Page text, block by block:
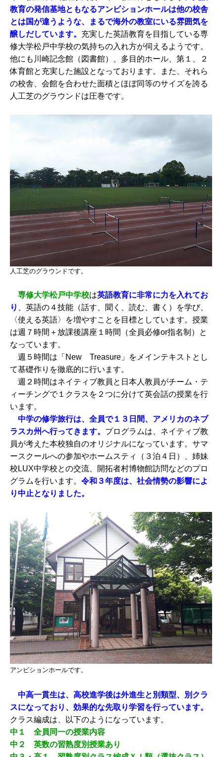
教育の発信基地ともなるアンビションホールは他の校舎
とは国が違うような、まるで海外の教室にいる雰囲気を
醸しだしています。 充実した英語教育を目指している専
修大学松戸中学校の気持ちの入れ方が伺えるようです。
他にも川崎記念館（図書館）、多目的ホール、第１、２
体育館と充実した施設となっております。また、それら
の校舎、会館を合わせた面積とほぼ同等のサイズを誇る
人工芝のグラウンドは圧巻です。
人工芝のグラウンドです。
専修大学松戸中学校は英語教育に非常に力を入れてお
り
、英語の４技能（話す、聞く、読む、書く）を学び、
〈使える英語〉を増やすことを目標としています。授業
は週７時間＋放課後講座１時間（全員必修or指名制）と
なっています。
週５時間は「New Treasure」をメインテキストとし
て基礎作りを徹底的に行います。
週２時間はネイティブ教員と日本人教員がチーム・テ
ィーチングで１クラスを２つに分けて英会話の授業を行
います。
中学の修学旅行は、全員で１３日間、アメリカのネブ
ラスカ州へ行ってきます。 プログラムは、ネイティブ教
員が考えた本校独自のオリジナルになっています。サマ
ースクールへの参加やホームスティ（３泊４日）、姉妹
校LUX中学校との交流、開拓者村博物館訪問などのプロ
グラムを行います。 令和３年度は、社会情勢の影響によ
り中止となりました。
アンビションホールです。
中高一貫生は、高校進学後は外進生と別類型、別クラ
スになっており、効果的な先取り学習を行っています。
クラス編成は、以下のようになっています。
中１ 全員同一の授業内容
中２ 英数の習熟度別授業あり